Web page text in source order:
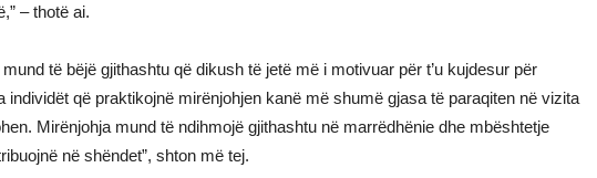
– thotë ai.
të bëjë gjithashtu që dikush të jetë më i motivuar për t’u kujdesur për
individët që praktikojnë mirënjohjen kanë më shumë gjasa të paraqiten në vizita
Mirënjohja mund të ndihmojë gjithashtu në marrëdhënie dhe mbështetje
në shëndet”, shton më tej.